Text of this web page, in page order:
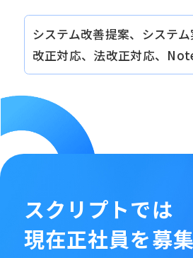
システム改善提案、システ
改正対応、法改正対応、
スクリプトでは
現在正社員を募集